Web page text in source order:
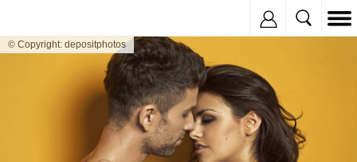
© Copyright: depositphotos